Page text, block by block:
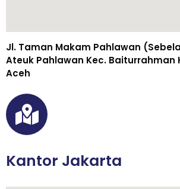
Jl. Taman Makam Pahlawan
Ateuk Pahlawan Kec. Baiturrahman
Aceh
Kantor Jakarta